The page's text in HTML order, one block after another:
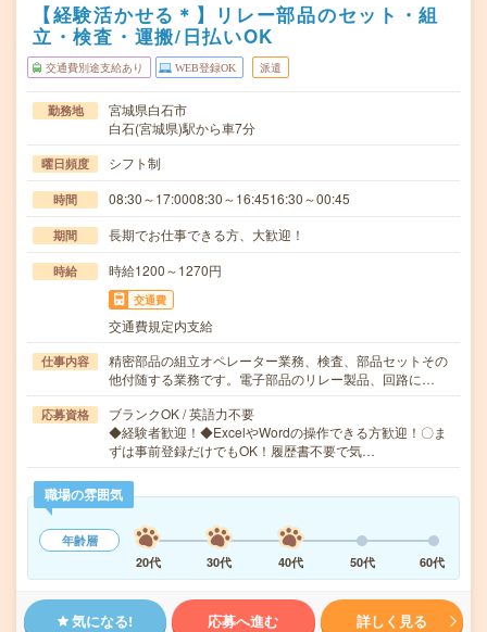
【経験活かせる＊】リレー部品のセット・組
立・検査・運搬/日払いOK
交通費別途支給あり WEB登録OK 派遣
勤務地
宮城県白石市
白石(宮城県)駅から車7分
曜日頻度 シフト制
時間 08:30～17:0008:30～16:4516:30～00:45
期間 長期でお仕事できる方、大歓迎！
時給 時給1200～1270円
交通費
交通費規定内支給
仕事内容
精密部品の組立オペレーター業務、検査、部品セットその
他付随する業務です。電子部品のリレー製品、回路に…
応募資格
ブランクOK / 英語力不要
◆経験者歓迎！◆ExcelやWordの操作できる方歓迎！〇ま
ずは事前登録だけでもOK！履歴書不要で気…
職場の雰囲気
年齢層
20代
30代 40代 50代 60代
気になる! 応募へ進む 詳しく見る